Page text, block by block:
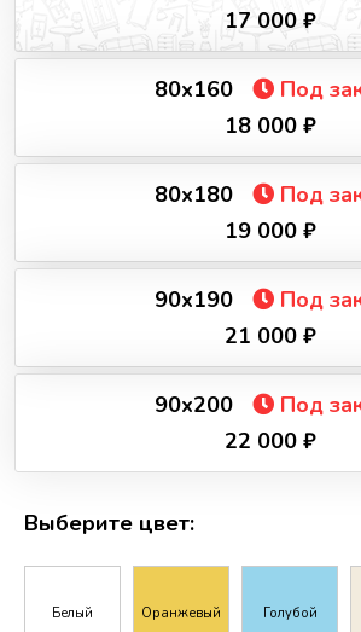
17 000 ₽
80х160
Под
18 000 ₽
80х180
Под
19 000 ₽
90х190
Под
21 000 ₽
90х200
Под
22 000 ₽
Выберите цвет:
Белый Оранжевый Голубой